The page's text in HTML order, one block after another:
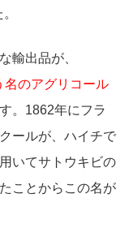
輸出品が、
名のアグリコール
。1862年にフラ
ールが、ハイチで
いてサトウキビの
ことからこの名が